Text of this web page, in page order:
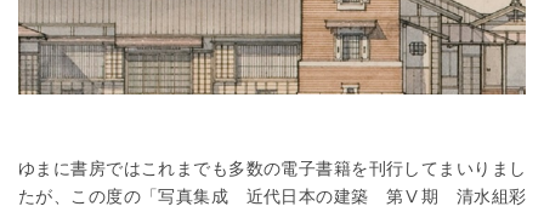
ゆまに書房ではこれまでも多数の電子書籍を刊行してまいりまし
たが、この度の「写真集成 近代日本の建築 第Ⅴ期 清水組彩